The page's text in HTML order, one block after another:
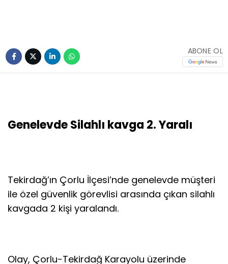
ABONE OL
Genelevde Silahlı kavga 2. Yaralı
Tekirdağ’ın Çorlu İlçesi’nde genelevde müşteri
ile özel güvenlik görevlisi arasında çıkan silahlı
kavgada 2 kişi yaralandı.
Olay, Çorlu-Tekirdağ Karayolu üzerinde